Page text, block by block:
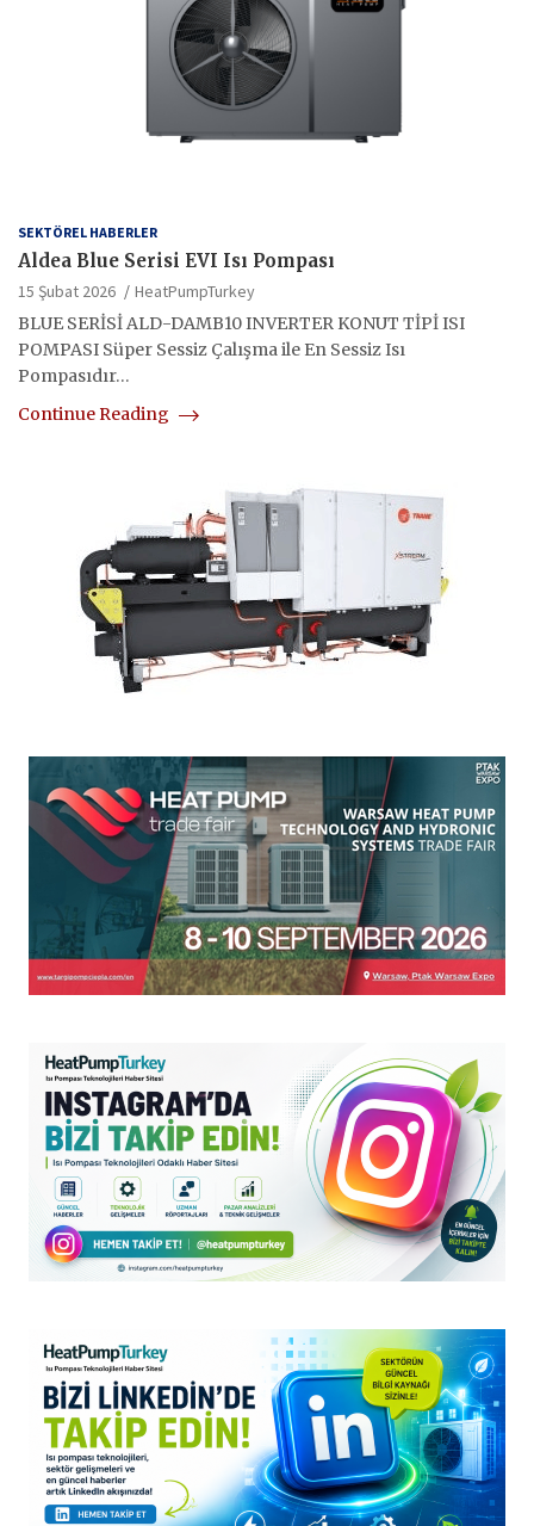
SEKTÖREL HABERLER
Aldea Blue Serisi EVI Isı Pompası
15 Şubat 2026
HeatPumpTurkey
BLUE SERİSİ ALD-DAMB10 INVERTER KONUT TİPİ ISI
POMPASI Süper Sessiz Çalışma ile En Sessiz Isı
Pompasıdır…
Continue Reading